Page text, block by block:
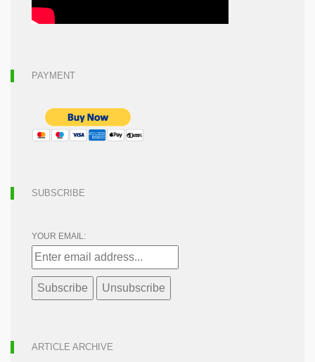
PAYMENT
SUBSCRIBE
YOUR EMAIL:
ARTICLE ARCHIVE